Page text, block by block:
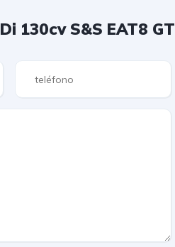
130cv S&S EAT8 GT